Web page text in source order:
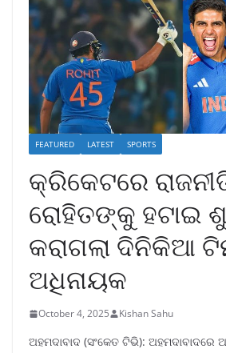
FEATURED LATEST SPORTS
କ୍ରିକେଟରେ
ରୋହିତଙ୍କୁ ହଟାଇ
କରାଗଲା ଦିନିକିଆ
ଅଧିନାୟକ
October 4, 2025 Kishan Sahu
ଅହମଦାବାଦ (ସଂକେତ ଟିଭି):